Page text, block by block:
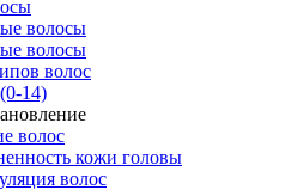
волосы
волосы
волос
14)
волос
кожи головы
волос